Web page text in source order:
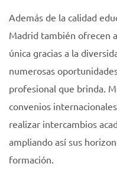
Además de la calidad
Madrid también ofrecen
única gracias a la
numerosas
profesional que brinda.
convenios
realizar intercambios
ampliando así sus
formación.